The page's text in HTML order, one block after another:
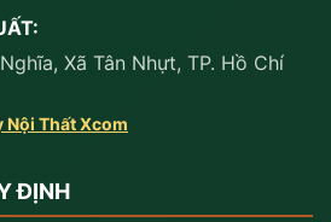
Xã Tân Nhựt, TP. Hồ Chí
Nội Thất Xcom
ĐỊNH